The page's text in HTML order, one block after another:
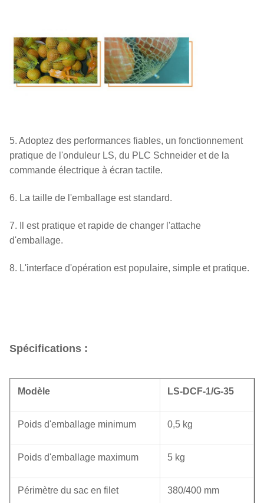
5. Adoptez des performances fiables, un fonctionnement
pratique de l'onduleur LS, du PLC Schneider et de la
commande électrique à écran tactile.
6. La taille de l'emballage est standard.
7. Il est pratique et rapide de changer l'attache
d'emballage.
8. L'interface d'opération est populaire, simple et pratique.
Spécifications :
Modèle LS-DCF-1/G-35
Poids d'emballage minimum 0,5 kg
Poids d'emballage maximum 5 kg
Périmètre du sac en filet 380/400 mm